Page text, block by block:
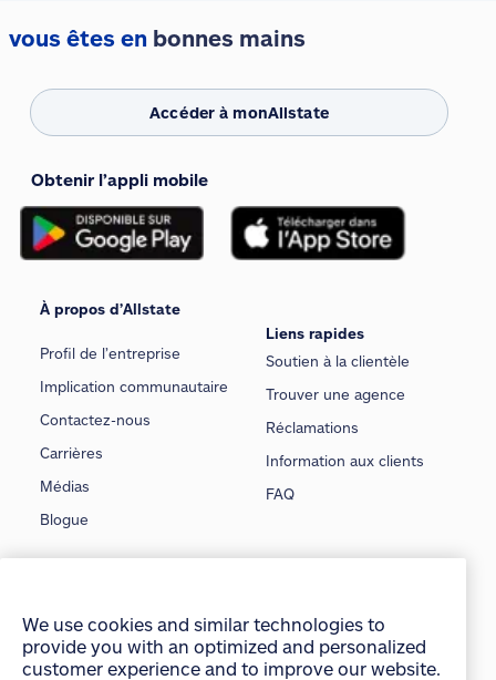
vous êtes en bonnes mains
Accéder à monAllstate
Obtenir l’appli mobile
À propos d’Allstate
Profil de l’entreprise
Implication communautaire
Contactez-nous
Carrières
Médias
Blogue
Liens rapides
Soutien à la clientèle
Trouver une agence
Réclamations
Information aux clients
FAQ
Assurance habitation
Assurance voyage
We use cookies and similar technologies to
provide you with an optimized and personalized
customer experience and to improve our website.